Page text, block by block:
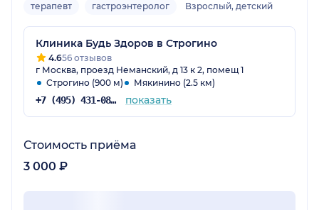
терапевт гастроэнтеролог Взрослый, детский
Клиника Будь Здоров в Строгино
4.656 отзывов
г Москва, проезд Неманский, д 13 к 2, помещ 1
Строгино (900 м)
Мякинино (2.5 км)
+7 (495) 431-08-89 показать
Стоимость приёма
3 000 ₽